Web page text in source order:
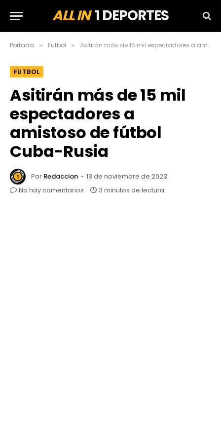
ALL IN1 DEPORTES
Portada » Futbol » Asitirán más de 15 mil espectadores a amistoso de fútbol Cuba-Rusia
FUTBOL
Asitirán más de 15 mil
espectadores a
amistoso de fútbol
Cuba-Rusia
Por Redaccion
13 de noviembre de 2023
No hay comentarios
3 minutos de lectura